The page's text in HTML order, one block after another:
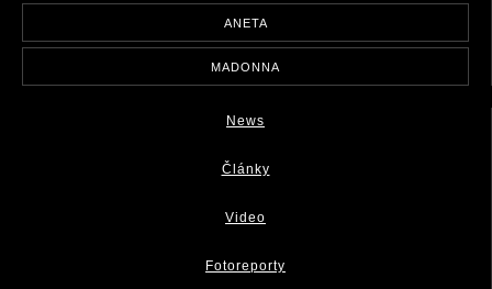
ANETA
MADONNA
News
Články
Video
Fotoreporty